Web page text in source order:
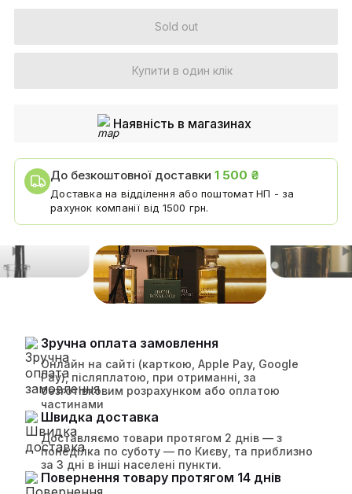
Sold out
Купити в один клік
Наявність в магазинах
До безкоштовної доставки1 500 ₴
Доставка на відділення або поштомат НП - за
рахунок компанії від 1500 грн.
Зручна оплата замовлення
Онлайн на сайті (карткою, Apple Pay, Google
Pay), післяплатою, при отриманні, за
безготівковим розрахунком або оплатою
частинами
Швидка доставка
Доставляємо товари протягом 2 днів — з
понеділка по суботу — по Києву, та приблизно
за 3 дні в інші населені пункти.
Повернення товару протягом 14 днів